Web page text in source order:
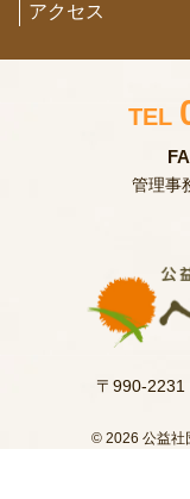
アクセス
〒990-2231
TEL
管理事
© 2026 公益社